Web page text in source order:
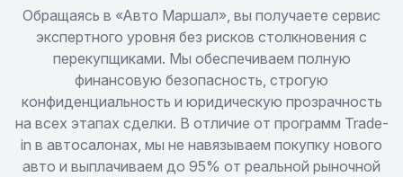
XJS Coupe
XJSC Convertible
XK
XK 8
Обращаясь в «Авто Маршал», вы получаете сервис
экспертного уровня без рисков столкновения с
перекупщиками. Мы обеспечиваем полную
финансовую безопасность, строгую
конфиденциальность и юридическую прозрачность
на всех этапах сделки. В отличие от программ Trade-
in в автосалонах, мы не навязываем покупку нового
авто и выплачиваем до 95% от реальной рыночной